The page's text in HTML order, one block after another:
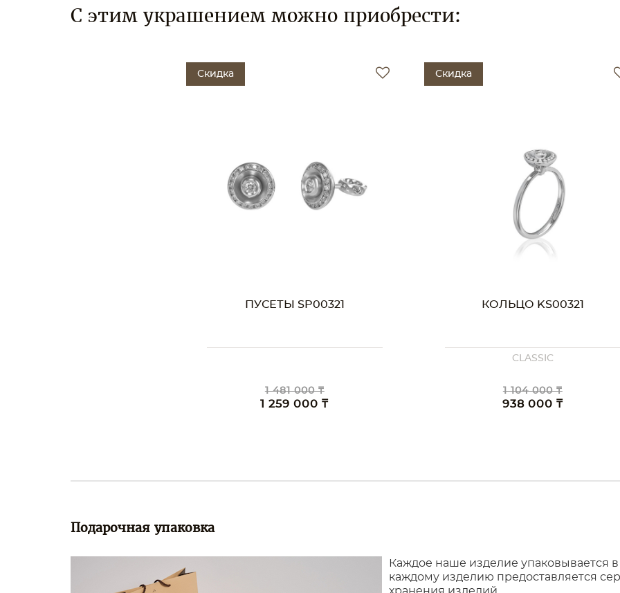
С этим украшением можно приобрести:
Скидка
ПУСЕТЫ SP00321
1 481 000 ₸
1 259 000 ₸
Скидка
КОЛЬЦО KS00321
CLASSIC
1 104 000 ₸
938 000 ₸
Подарочная упаковка
Каждое наше изделие упаковывается
каждому изделию предоставляется